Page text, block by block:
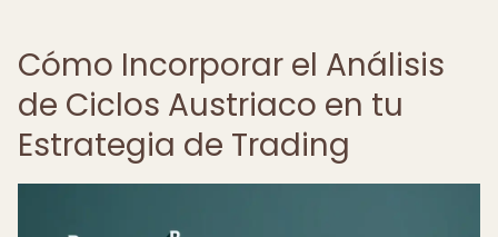
Cómo Incorporar el Análisis
de Ciclos Austriaco en tu
Estrategia de Trading